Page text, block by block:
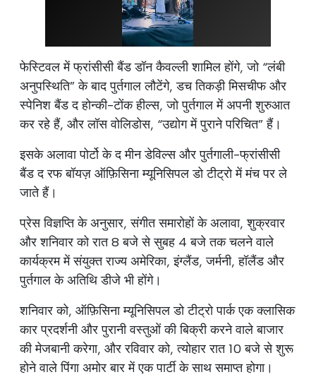
फेस्टिवल में फ्रांसीसी बैंड डॉन कैवल्ली शामिल होंगे, जो “लंबी
अनुपस्थिति” के बाद पुर्तगाल लौटेंगे, डच तिकड़ी मिसचीफ और
स्पेनिश बैंड द होन्की-टोंक हील्स, जो पुर्तगाल में अपनी शुरुआत
कर रहे हैं, और लॉस वोलिडोस, “उद्योग में पुराने परिचित” हैं।
इसके अलावा पोर्टो के द मीन डेविल्स और पुर्तगाली-फ्रांसीसी
बैंड द रफ बॉयज़ ऑफ़िसिना म्यूनिसिपल डो टीट्रो में मंच पर ले
जाते हैं।
प्रेस विज्ञप्ति के अनुसार, संगीत समारोहों के अलावा, शुक्रवार
और शनिवार को रात 8 बजे से सुबह 4 बजे तक चलने वाले
कार्यक्रम में संयुक्त राज्य अमेरिका, इंग्लैंड, जर्मनी, हॉलैंड और
पुर्तगाल के अतिथि डीजे भी होंगे।
शनिवार को, ऑफ़िसिना म्यूनिसिपल डो टीट्रो पार्क एक क्लासिक
कार प्रदर्शनी और पुरानी वस्तुओं की बिक्री करने वाले बाजार
की मेजबानी करेगा, और रविवार को, त्योहार रात 10 बजे से शुरू
होने वाले पिंगा अमोर बार में एक पार्टी के साथ समाप्त होगा।